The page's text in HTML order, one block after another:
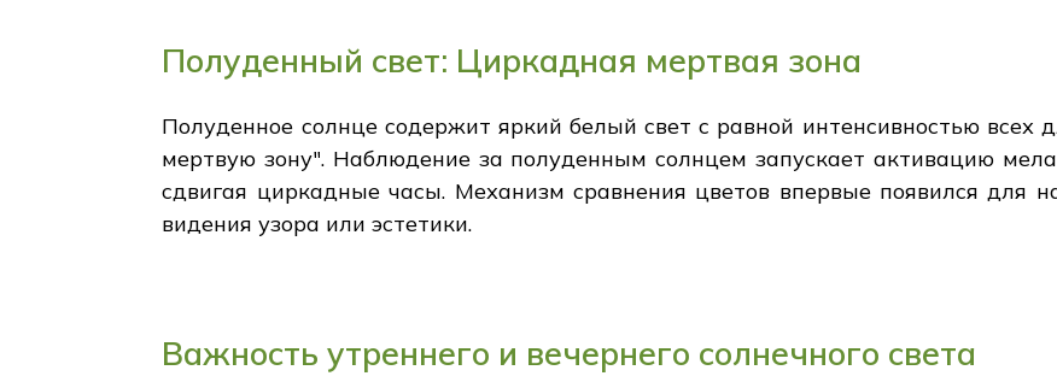
Полуденный свет: Циркадная мертвая зона
Полуденное солнце содержит яркий белый свет с равной интенсивностью всех
мертвую зону". Наблюдение за полуденным солнцем запускает активацию
сдвигая циркадные часы. Механизм сравнения цветов впервые появился для
видения узора или эстетики.
Важность утреннего и вечернего солнечного света